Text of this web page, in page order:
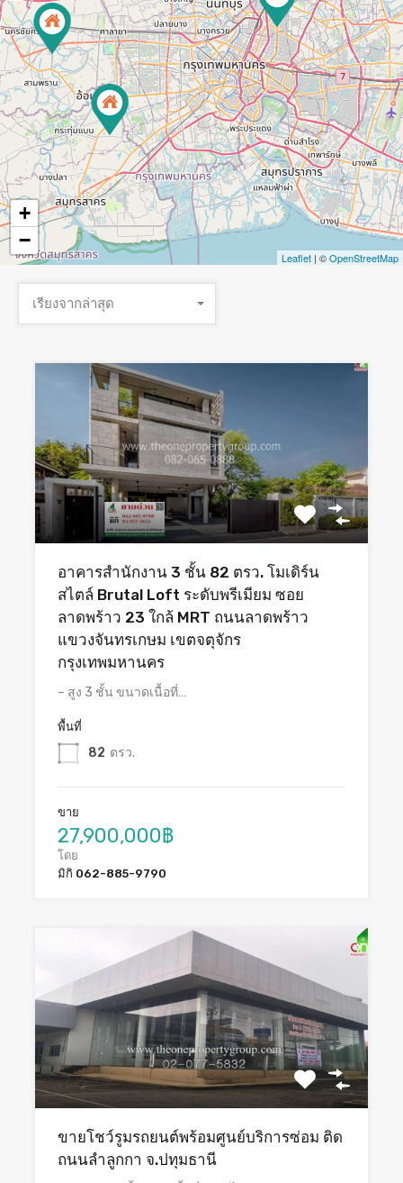
+
−
Leaflet | ©OpenStreetMap
เรียงจากล่าสุด
อาคารสำนักงาน 3 ชั้น 82 ตรว. โมเดิร์น
สไตล์ Brutal Loft ระดับพรีเมียม ซอย
ลาดพร้าว 23 ใกล้ MRT ถนนลาดพร้าว
แขวงจันทรเกษม เขตจตุจักร
กรุงเทพมหานคร
– สูง 3 ชั้น ขนาดเนื้อที่…
พื้นที่
82 ตรว.
ขาย
27,900,000฿
โดย
มิกิ 062-885-9790
ขายโชว์รูมรถยนต์พร้อมศูนย์บริการซ่อม ติด
ถนนลำลูกกา จ.ปทุมธานี